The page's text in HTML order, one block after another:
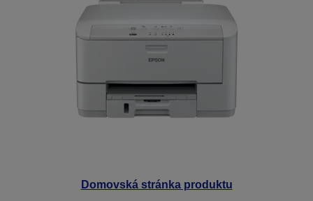
Domovská stránka produktu